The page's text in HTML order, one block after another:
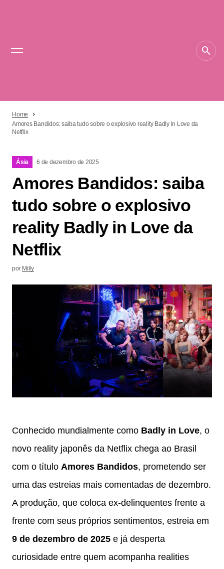
Home
Amores Bandidos: saiba tudo sobre o explosivo reality Badly in Love da
Netflix
Ásia 6 de dezembro de 2025
Amores Bandidos: saiba
tudo sobre o explosivo
reality Badly in Love da
Netflix
por Milly
Conhecido mundialmente como Badly in Love, o
novo reality japonês da Netflix chega ao Brasil
com o título Amores Bandidos, prometendo ser
uma das estreias mais comentadas de dezembro.
A produção, que coloca ex-delinquentes frente a
frente com seus próprios sentimentos, estreia em
9 de dezembro de 2025 e já desperta
curiosidade entre quem acompanha realities